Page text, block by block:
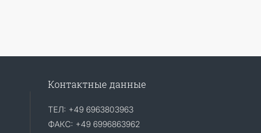
Контактные данные
ТЕЛ: +49 6963803963
ФАКС: +49 6996863962